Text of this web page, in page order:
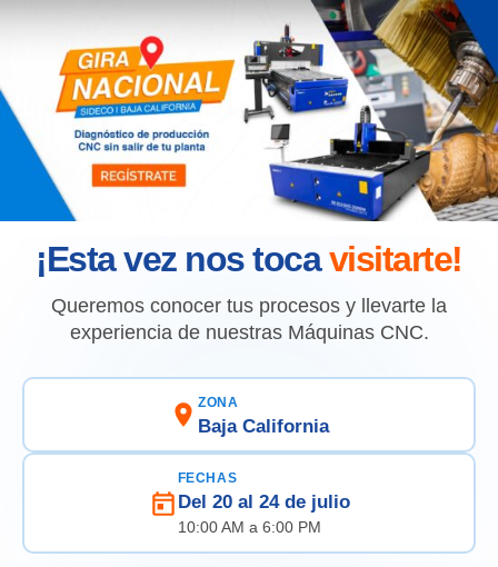
¡Esta vez nos tocavisitarte!
Queremos conocer tus procesos y llevarte la
experiencia de nuestras Máquinas CNC.
ZONA
Baja California
FECHAS
Del 20 al 24 de julio
10:00 AM a 6:00 PM